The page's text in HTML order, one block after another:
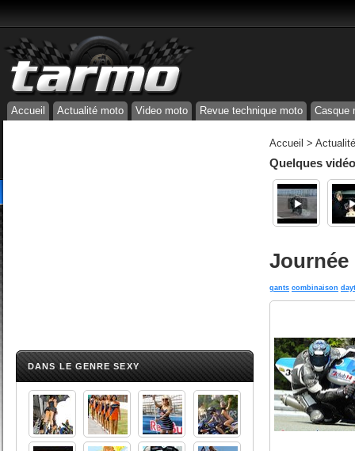
Accueil Actualité moto Video moto Revue technique moto Casque
DANS LE GENRE SEXY
Accueil >
Quelques
Journée
gants combinaison